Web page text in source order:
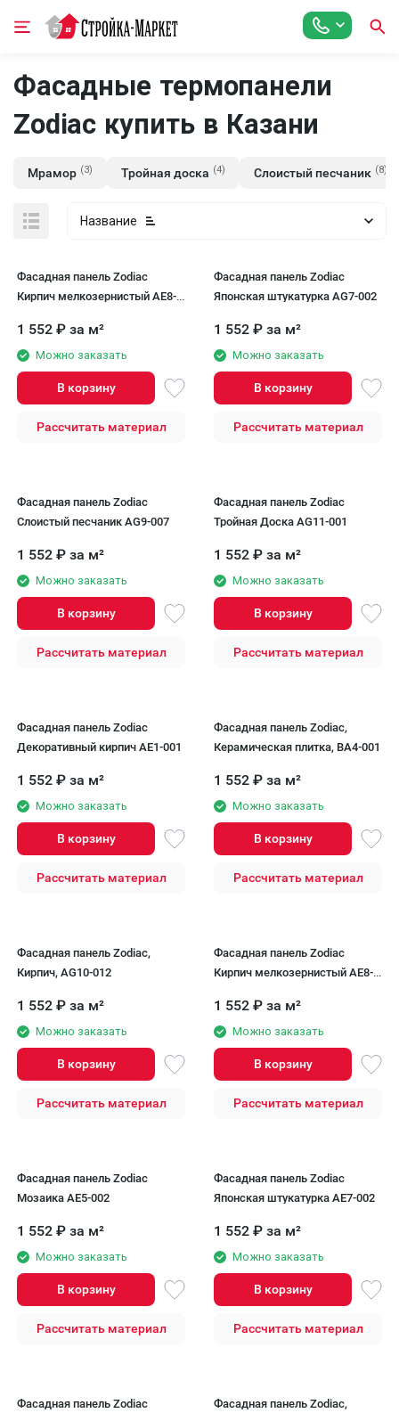
Фасадные термопанели
Zodiac купить в Казани
Мрамор (3) Тройная доска (4) Слоистый песчаник (8)
Название
Фасадная панель Zodiac
Кирпич мелкозернистый AE8-
1 552 ₽ за м²
Можно заказать
В корзину
Рассчитать материал
Фасадная панель Zodiac
Японская штукатурка AG7-002
1 552 ₽ за м²
Можно заказать
В корзину
Рассчитать материал
Фасадная панель Zodiac
Слоистый песчаник AG9-007
1 552 ₽ за м²
Можно заказать
В корзину
Рассчитать материал
Фасадная панель Zodiac
Тройная Доска AG11-001
1 552 ₽ за м²
Можно заказать
В корзину
Рассчитать материал
Фасадная панель Zodiac
Декоративный кирпич AE1-001
1 552 ₽ за м²
Можно заказать
В корзину
Рассчитать материал
Фасадная панель Zodiac,
Керамическая плитка, ВА4-001
1 552 ₽ за м²
Можно заказать
В корзину
Рассчитать материал
Фасадная панель Zodiac,
Кирпич, AG10-012
1 552 ₽ за м²
Можно заказать
В корзину
Рассчитать материал
Фасадная панель Zodiac
Кирпич мелкозернистый AE8-
1 552 ₽ за м²
Можно заказать
В корзину
Рассчитать материал
Фасадная панель Zodiac
Мозаика AE5-002
1 552 ₽ за м²
Можно заказать
В корзину
Рассчитать материал
Фасадная панель Zodiac
Японская штукатурка AE7-002
1 552 ₽ за м²
Можно заказать
В корзину
Рассчитать материал
Фасадная панель Zodiac
Фасадная панель Zodiac,